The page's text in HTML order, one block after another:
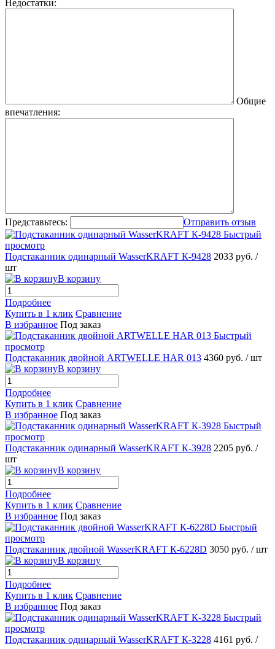
Недостатки:
Общие
впечатления:
Представьтесь:
Отправить отзыв
Быстрый
просмотр
Подстаканник одинарный WasserKRAFT К-9428 2033 руб. /
шт
В корзину
Подробнее
Купить в 1 клик Сравнение
В избранное Под заказ
Быстрый
просмотр
Подстаканник двойной ARTWELLE HAR 013 4360 руб. / шт
В корзину
Подробнее
Купить в 1 клик Сравнение
В избранное Под заказ
Быстрый
просмотр
Подстаканник одинарный WasserKRAFT К-3928 2205 руб. /
шт
В корзину
Подробнее
Купить в 1 клик Сравнение
В избранное Под заказ
Быстрый
просмотр
Подстаканник двойной WasserKRAFT К-6228D 3050 руб. / шт
В корзину
Подробнее
Купить в 1 клик Сравнение
В избранное Под заказ
Быстрый
просмотр
Подстаканник одинарный WasserKRAFT К-3228 4161 руб. /